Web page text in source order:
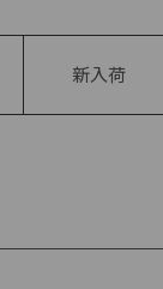
新入荷